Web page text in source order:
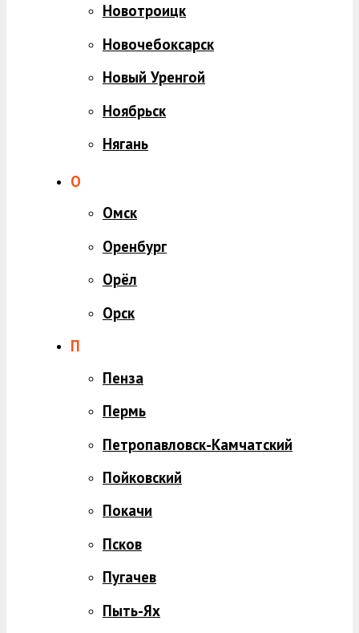
Новотроицк
Новочебоксарск
Новый Уренгой
Ноябрьск
Нягань
О
Омск
Оренбург
Орёл
Орск
П
Пенза
Пермь
Петропавловск-Камчатский
Пойковский
Покачи
Псков
Пугачев
Пыть-Ях